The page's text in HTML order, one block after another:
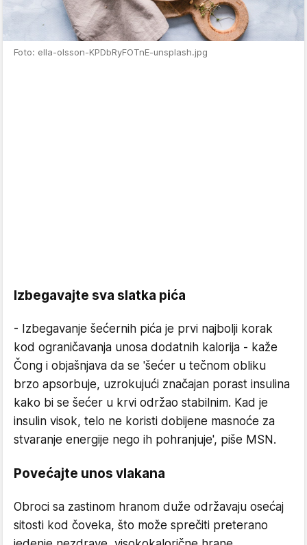
Foto: ella-olsson-KPDbRyFOTnE-unsplash.jpg
Izbegavajte sva slatka pića
- Izbegavanje šećernih pića je prvi najbolji korak
kod ograničavanja unosa dodatnih kalorija - kaže
Čong i objašnjava da se 'šećer u tečnom obliku
brzo apsorbuje, uzrokujući značajan porast insulina
kako bi se šećer u krvi održao stabilnim. Kad je
insulin visok, telo ne koristi dobijene masnoće za
stvaranje energije nego ih pohranjuje', piše MSN.
Povećajte unos vlakana
Obroci sa zastinom hranom duže održavaju osećaj
sitosti kod čoveka, što može sprečiti preterano